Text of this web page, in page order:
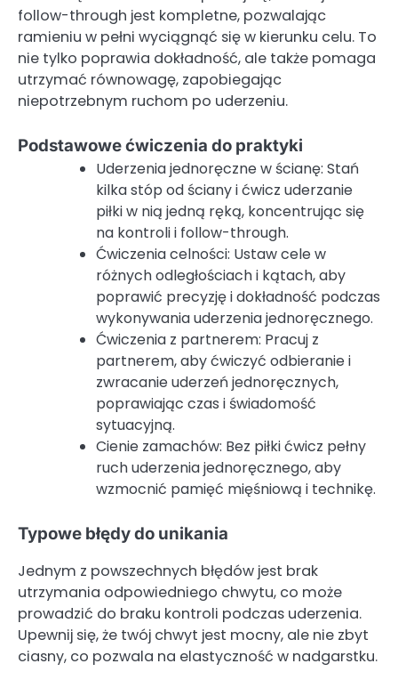
follow-through jest kompletne, pozwalając
ramieniu w pełni wyciągnąć się w kierunku celu. To
nie tylko poprawia dokładność, ale także pomaga
utrzymać równowagę, zapobiegając
niepotrzebnym ruchom po uderzeniu.
Podstawowe ćwiczenia do praktyki
Uderzenia jednoręczne w ścianę: Stań
kilka stóp od ściany i ćwicz uderzanie
piłki w nią jedną ręką, koncentrując się
na kontroli i follow-through.
Ćwiczenia celności: Ustaw cele w
różnych odległościach i kątach, aby
poprawić precyzję i dokładność podczas
wykonywania uderzenia jednoręcznego.
Ćwiczenia z partnerem: Pracuj z
partnerem, aby ćwiczyć odbieranie i
zwracanie uderzeń jednoręcznych,
poprawiając czas i świadomość
sytuacyjną.
Cienie zamachów: Bez piłki ćwicz pełny
ruch uderzenia jednoręcznego, aby
wzmocnić pamięć mięśniową i technikę.
Typowe błędy do unikania
Jednym z powszechnych błędów jest brak
utrzymania odpowiedniego chwytu, co może
prowadzić do braku kontroli podczas uderzenia.
Upewnij się, że twój chwyt jest mocny, ale nie zbyt
ciasny, co pozwala na elastyczność w nadgarstku.